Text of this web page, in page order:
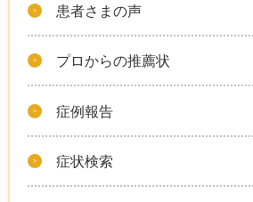
患者さまの声
プロからの推薦状
症例報告
症状検索